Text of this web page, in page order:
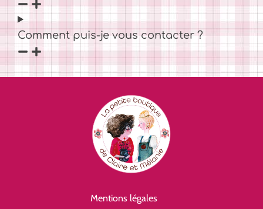
Comment puis-je vous contacter ?
Mentions légales